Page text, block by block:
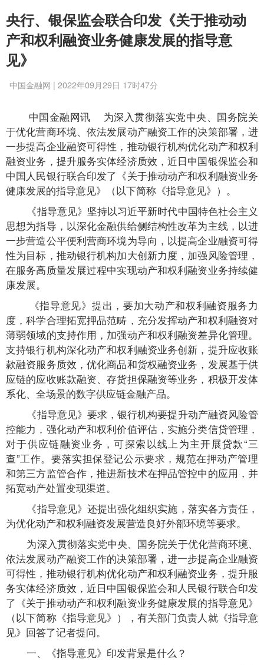
央行、银保监会联合印发《关于推动动
产和权利融资业务健康发展的指导意
见》
中国金融网 | 2022年09月29日 17时47分
中国金融网讯 为深入贯彻落实党中央、国务院关
于优化营商环境、依法发展动产融资工作的决策部署，进
一步提高企业融资可得性，推动银行机构优化动产和权利
融资业务，提升服务实体经济质效，近日中国银保监会和
中国人民银行联合印发了《关于推动动产和权利融资业务
健康发展的指导意见》（以下简称《指导意见》）。
《指导意见》坚持以习近平新时代中国特色社会主义
思想为指导，以深化金融供给侧结构性改革为主线，以进
一步营造公平便利营商环境为导向，以提高企业融资可得
性为目标，推动银行机构加大创新力度，加强风险管理，
在服务高质量发展过程中实现动产和权利融资业务持续健
康发展。
《指导意见》提出，要加大动产和权利融资服务力
度，科学合理拓宽押品范畴，充分发挥动产和权利融资对
薄弱领域的支持作用，加强动产和权利融资差异化管理。
支持银行机构深化动产和权利融资业务创新，提升应收账
款融资服务质效，优化商品和货权融资业务，发展基于供
应链的应收账款融资、存货担保融资等业务，积极开发体
系化、全场景的数字供应链金融产品。
《指导意见》要求，银行机构要提升动产融资风险管
控能力，强化动产和权利价值评估，实施分类信贷管理，
对于供应链融资业务，可探索以线上为主开展贷款“三
查”工作。要落实担保登记公示要求，规范在押动产管理
和第三方监管合作，推进新技术在押品管控中的应用，并
拓宽动产处置变现渠道。
《指导意见》还提出强化组织实施，落实各方责任，
为优化动产和权利融资发展营造良好外部环境等要求。
为深入贯彻落实党中央、国务院关于优化营商环境、
依法发展动产融资工作的决策部署，进一步提高企业融资
可得性，推动银行机构优化动产和权利融资业务，提升服
务实体经济质效，近日中国银保监会和人民银行联合印发
了《关于推动动产和权利融资业务健康发展的指导意见》
（以下简称《指导意见》），有关部门负责人就《指导意
见》回答了记者提问。
一、《指导意见》印发背景是什么？